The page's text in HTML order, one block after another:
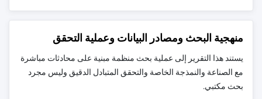
منهجية البحث ومصادر البيانات وعملية التحقق
يستند هذا التقرير إلى عملية بحث منظمة مبنية على محادثات مباشرة
مع الصناعة والنمذجة الخاصة والتحقق المتبادل الدقيق وليس مجرد
بحث مكتبي.